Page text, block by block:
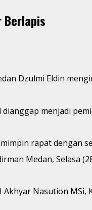
Berlapis
Dzulmi Eldin
menjadi
rapat dengan
Medan, Selasa
Nasution MSi,